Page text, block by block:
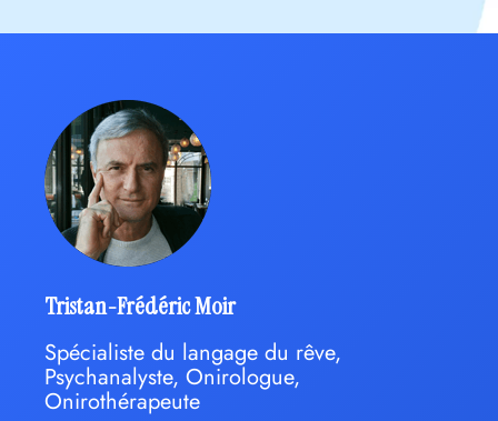
Tristan-Frédéric Moir
Spécialiste du langage du rêve,
Psychanalyste, Onirologue,
Onirothérapeute